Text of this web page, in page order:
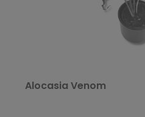
Alocasia Venom